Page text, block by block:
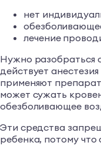
нет
лечение
Нужно разобраться
действует
применяют
может сужать
обезболивающее
Эти средства
ребенка, потому